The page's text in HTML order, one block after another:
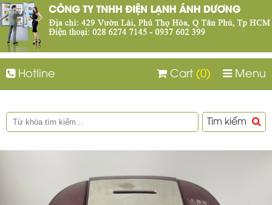
Hotline Menu
Cart (0)
Tìm kiếm